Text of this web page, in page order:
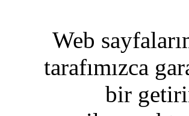
Web
tarafımızca
bir